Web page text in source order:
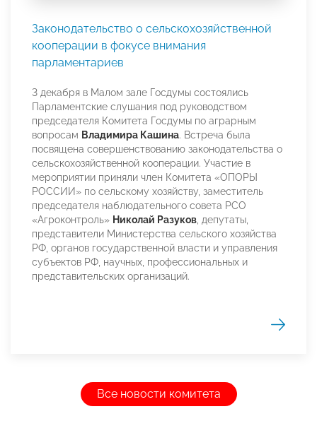
Законодательство о сельскохозяйственной
кооперации в фокусе внимания
парламентариев
3 декабря в Малом зале Госдумы состоялись
Парламентские слушания под руководством
председателя Комитета Госдумы по аграрным
вопросам Владимира Кашина. Встреча была
посвящена совершенствованию законодательства о
сельскохозяйственной кооперации. Участие в
мероприятии приняли член Комитета «ОПОРЫ
РОССИИ» по сельскому хозяйству, заместитель
председателя наблюдательного совета РСО
«Агроконтроль» Николай Разуков , депутаты,
представители Министерства сельского хозяйства
РФ, органов государственной власти и управления
субъектов РФ, научных, профессиональных и
представительских организаций.
Все новости комитета